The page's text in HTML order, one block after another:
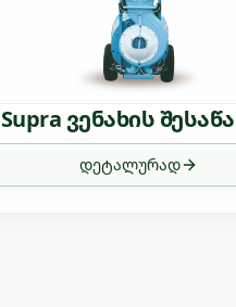
ვენახის
დეტალურად